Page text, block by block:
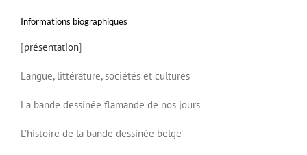
Informations biographiques
[présentation]
Langue, littérature, sociétés et cultures
La bande dessinée flamande de nos jours
L’histoire de la bande dessinée belge